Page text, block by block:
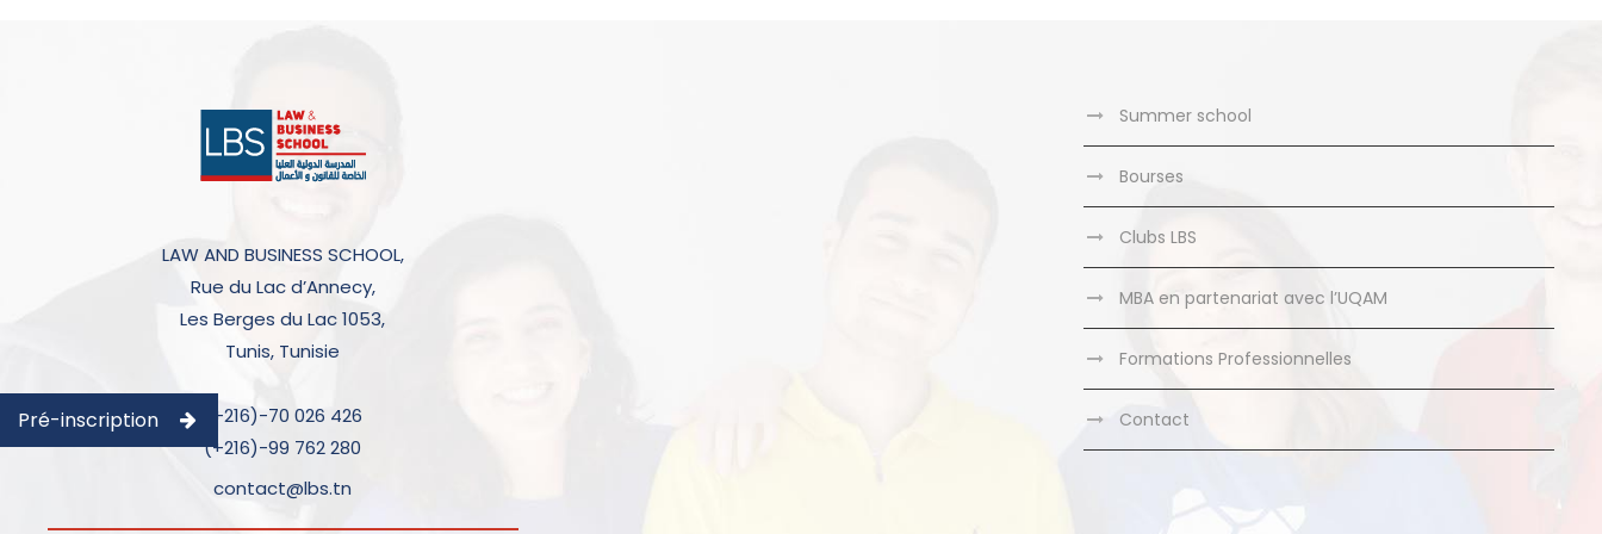
LAW AND BUSINESS SCHOOL,
Rue du Lac d’Annecy,
Les Berges du Lac 1053,
Tunis, Tunisie
(+216)-70 026 426
(+216)-99 762 280
contact@lbs.tn
Summer school
Bourses
Clubs LBS
MBA en partenariat avec l’UQAM
Formations Professionnelles
Contact
Pré-inscription